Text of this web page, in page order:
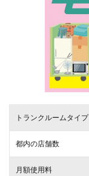
トランクルームタイプ
都内の店舗数
月額使用料